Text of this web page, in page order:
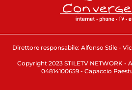
Direttore responsabile: Alfonso Stile -
Copyright 2023 STILETV NETWORK -
04814100659 - Capaccio